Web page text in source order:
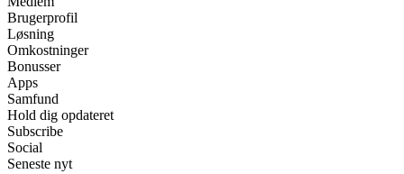
Brugerprofil
Løsning
Omkostninger
Bonusser
Apps
Samfund
Hold dig opdateret
Subscribe
Social
Seneste nyt